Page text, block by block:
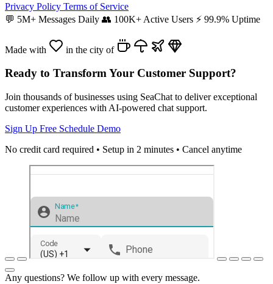
Privacy Policy Terms of Service
💬 5M+ Messages Daily 👥 100K+ Active Users ⚡ 99.9% Uptime
Made with in the city of
Ready to Transform Your Customer Support?
Join thousands of businesses using SeaChat to deliver exceptional
customer experiences with AI-powered chat support.
Sign Up Free Schedule Demo
No credit card required • Setup in 2 minutes • Cancel anytime
Any questions? We follow up with every message.